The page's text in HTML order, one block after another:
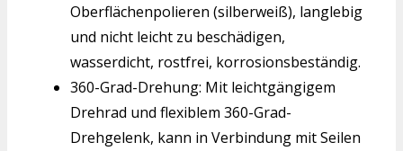
Oberflächenpolieren (silberweiß), langlebig
und nicht leicht zu beschädigen,
wasserdicht, rostfrei, korrosionsbeständig.
360-Grad-Drehung: Mit leichtgängigem
Drehrad und flexiblem 360-Grad-
Drehgelenk, kann in Verbindung mit Seilen